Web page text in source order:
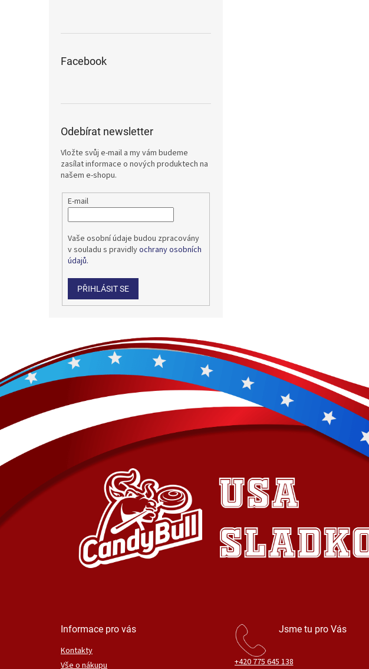
Facebook
Odebírat newsletter
Vložte svůj e-mail a my vám budeme
zasílat informace o nových produktech na
našem e-shopu.
E-mail
Vaše osobní údaje budou zpracovány
v souladu s pravidlyochrany osobních
údajů.
PŘIHLÁSIT SE
t
í
Informace pro vás
Kontakty
Vše o nákupu
Jsme tu pro Vás
+420 775 645 138